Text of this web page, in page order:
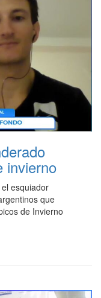
invierno
el esquiador
que
de Invierno